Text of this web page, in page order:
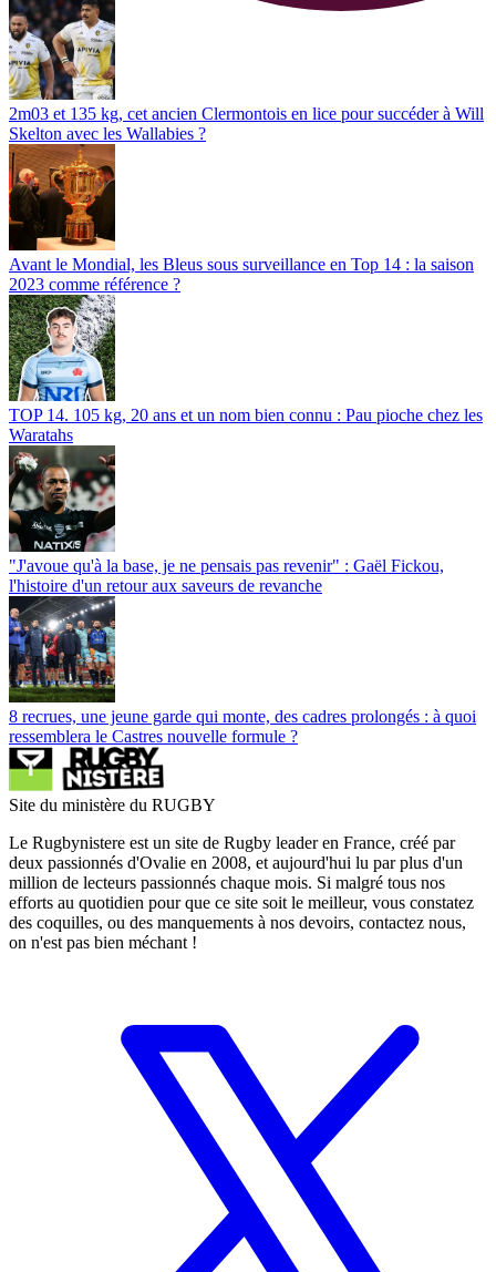
2m03 et 135 kg, cet ancien Clermontois en lice pour succéder à Will
Skelton avec les Wallabies ?
Avant le Mondial, les Bleus sous surveillance en Top 14 : la saison
2023 comme référence ?
TOP 14. 105 kg, 20 ans et un nom bien connu : Pau pioche chez les
Waratahs
"J'avoue qu'à la base, je ne pensais pas revenir" : Gaël Fickou,
l'histoire d'un retour aux saveurs de revanche
8 recrues, une jeune garde qui monte, des cadres prolongés : à quoi
ressemblera le Castres nouvelle formule ?
Site du ministère du RUGBY
Le Rugbynistere est un site de Rugby leader en France, créé par
deux passionnés d'Ovalie en 2008, et aujourd'hui lu par plus d'un
million de lecteurs passionnés chaque mois. Si malgré tous nos
efforts au quotidien pour que ce site soit le meilleur, vous constatez
des coquilles, ou des manquements à nos devoirs, contactez nous,
on n'est pas bien méchant !